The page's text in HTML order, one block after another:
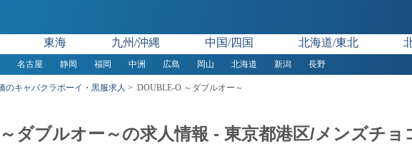
東海 九州/沖縄 中国/四国 北海道/東北
名古屋 静岡 福岡 中洲 広島 岡山 北海道 新潟 長野
のキャバクラボーイ・黒服求人 DOUBLE-O ～ダブルオー～
ダブルオー～の求人情報 - 東京都港区/メンズチョ